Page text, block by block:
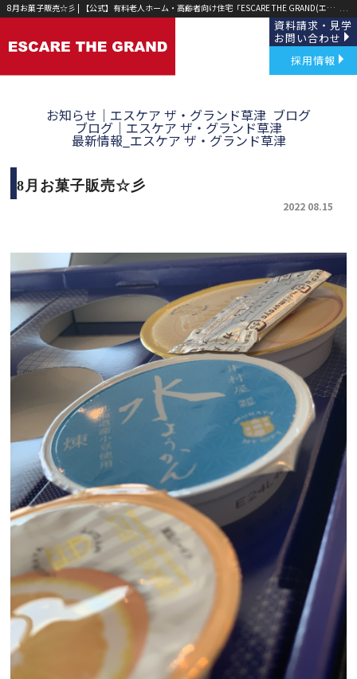
8月お菓子販売☆彡 | 【公式】有料老人ホーム・高齢者向け住宅「ESCARE THE GRAND(エスケア ザ グランド)」草津・野洲｜
資料請求・見学
お問い合わせ
採用情報
お知らせ｜エスケア ザ・グランド草津 ブログ
ブログ｜エスケア ザ・グランド草津
最新情報_エスケア ザ・グランド草津
8月お菓子販売☆彡
2022 08.15